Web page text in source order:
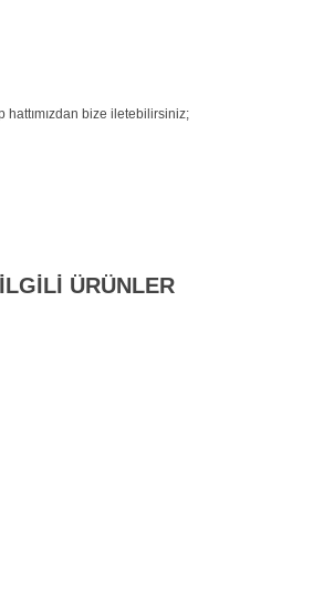
hattımızdan bize iletebilirsiniz;
İLGİLİ ÜRÜNLER